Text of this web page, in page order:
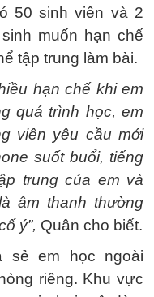
50 sinh viên và 2
muốn hạn chế
tập trung làm bài.
hạn chế khi em
quá trình học, em
viên yêu cầu mới
suốt buổi, tiếng
trung của em và
âm thanh thường
ý”, Quân cho biết.
sẻ em học ngoài
riêng. Khu vực